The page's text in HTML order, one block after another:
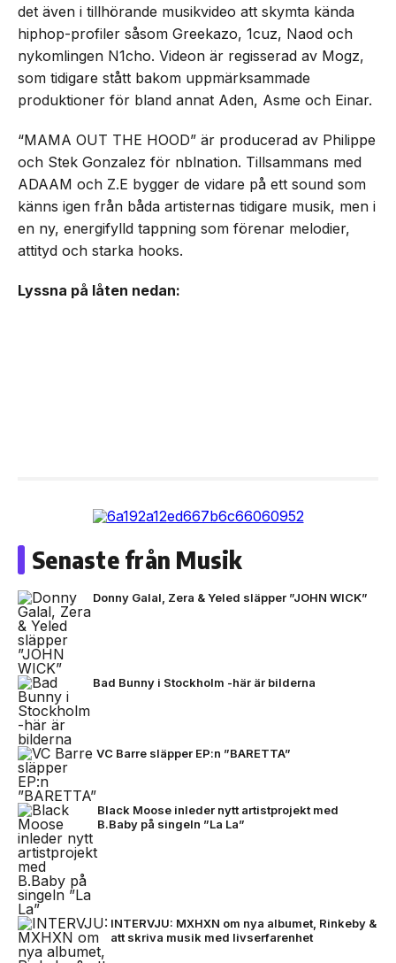
det även i tillhörande musikvideo att skymta kända
hiphop-profiler såsom Greekazo, 1cuz, Naod och
nykomlingen N1cho. Videon är regisserad av Mogz,
som tidigare stått bakom uppmärksammade
produktioner för bland annat Aden, Asme och Einar.
“MAMA OUT THE HOOD” är producerad av Philippe
och Stek Gonzalez för nblnation. Tillsammans med
ADAAM och Z.E bygger de vidare på ett sound som
känns igen från båda artisternas tidigare musik, men i
en ny, energifylld tappning som förenar melodier,
attityd och starka hooks.
Lyssna på låten nedan:
Senaste från Musik
Donny Galal, Zera & Yeled släpper ”JOHN WICK”
Bad Bunny i Stockholm -här är bilderna
VC Barre släpper EP:n ”BARETTA”
Black Moose inleder nytt artistprojekt med
B.Baby på singeln ”La La”
INTERVJU: MXHXN om nya albumet, Rinkeby &
att skriva musik med livserfarenhet